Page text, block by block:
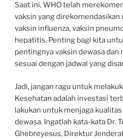
Saat ini, WHO telah
vaksin yang direkomendasikan
vaksin influenza, vaksin
hepatitis. Penting bagi kita
pentingnya vaksin dewasa dan
sesuai dengan jadwal yang
Jadi, jangan ragu untuk
Kesehatan adalah investasi
lakukan untuk menjaga
dewasa. Ingatlah kata-kata Dr.
Ghebreyesus, Direktur